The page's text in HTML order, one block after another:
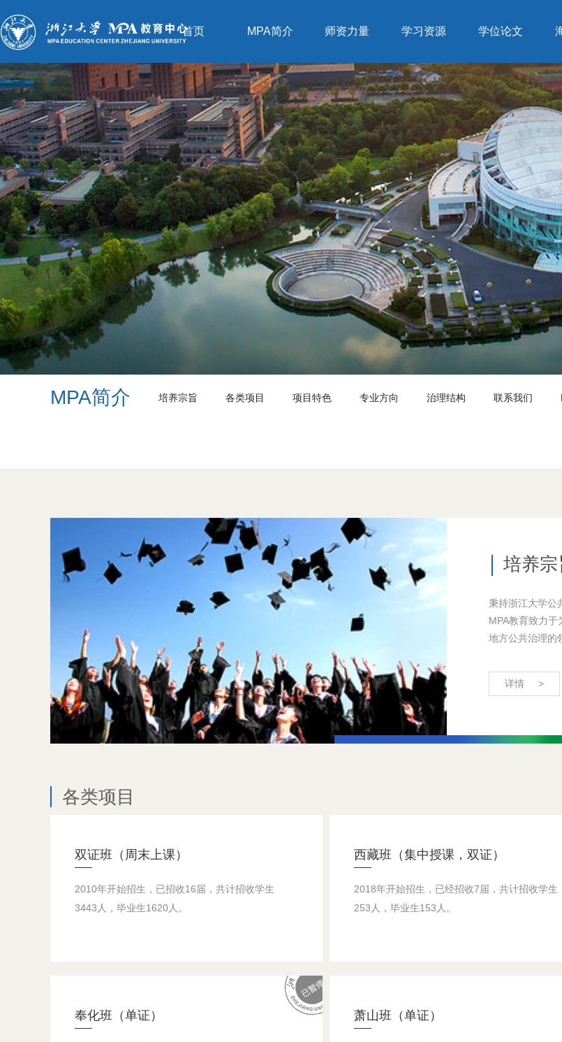
首页 MPA简介 师资力量 学习资源 学位论文
MPA简介 培养宗旨 各类项目 项目特色 专业方向 治理结构 联系我们
培养宗
秉持浙江大学公
MPA教育致力
地方公共治理的
详情 >
各类项目
双证班（周末上课）
2010年开始招生，已招收16届，共计招收学生
3443人，毕业生1620人。
西藏班（集中授课，双证）
2018年开始招生，已经招收7届，共计招收学生
253人，毕业生153人。
奉化班（单证） 萧山班（单证）